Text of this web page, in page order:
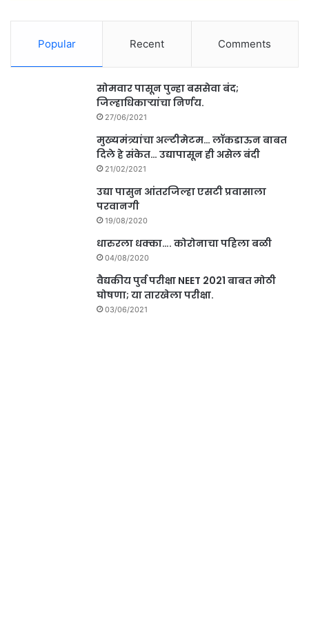
Popular Recent Comments
सोमवार पासून पुन्हा बससेवा बंद;
जिल्हाधिकाऱ्यांचा निर्णय.
27/06/2021
मुख्यमंत्र्यांचा अल्टीमेटम… लॉकडाऊन बाबत
दिले हे संकेत… उद्यापासून ही असेल बंदी
21/02/2021
उद्या पासुन आंतरजिल्हा एसटी प्रवासाला
परवानगी
19/08/2020
धारुरला धक्का…. कोरोनाचा पहिला बळी
04/08/2020
वैद्यकीय पुर्व परीक्षा NEET 2021 बाबत मोठी
घोषणा; या तारखेला परीक्षा.
03/06/2021